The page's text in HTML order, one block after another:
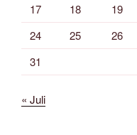
17
18 19
24
25 26
31
« Juli